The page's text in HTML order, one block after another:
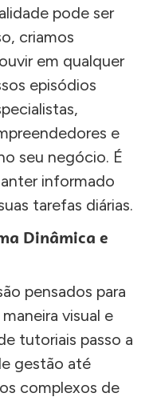
pode ser
criamos
em qualquer
episódios
e
seu negócio. É
informado
tarefas diárias.
Dinâmica e
pensados para
visual e
tutoriais passo a
gestão até
complexos de